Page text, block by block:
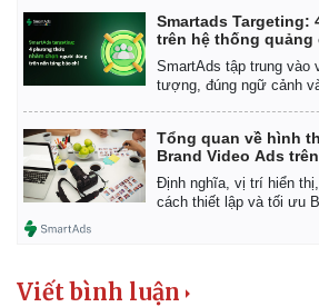
Kinh tế
Khởi nghiệp
Thị
Tiêu
Tỷ giá
Giá cà
Smartads
trên hệ thống quảng
SmartAds tập trung vào
tượng, đúng ngữ cảnh
Tổng quan về hình
Brand Video Ads
Định nghĩa, vị trí hiển
cách thiết lập và tối ưu
Viết bình luận